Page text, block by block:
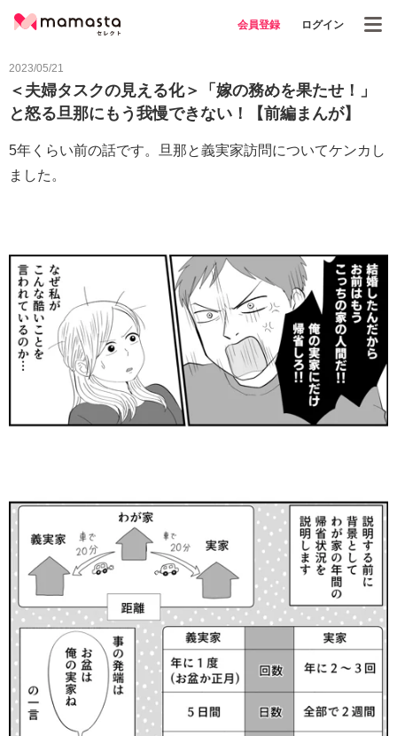
会員登録 ログイン
2023/05/21
＜夫婦タスクの見える化＞「嫁の務めを果たせ！」
と怒る旦那にもう我慢できない！【前編まんが】
5年くらい前の話です。旦那と義実家訪問についてケンカし
ました。